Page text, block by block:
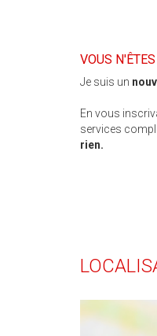
VOUS
Je suis un
En vous
services
rien.